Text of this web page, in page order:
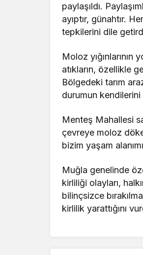
paylaşıldı.
ayıptır, günahtır.
tepkilerini dile
Moloz
atıkların, özellikle
Bölgedeki tarım
durumun
Menteş Mahallesi
çevreye moloz
bizim yaşam
Muğla genelinde
kirliliği olayları,
bilinçsizce
kirlilik yarattığını